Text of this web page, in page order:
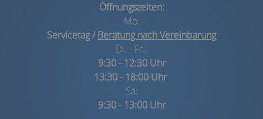
Öffnungszeiten:
Mo:
Servicetag /Beratung nach Vereinbarung
Di. - Fr.:
9:30 - 12:30 Uhr
13:30 - 18:00 Uhr
Sa:
9:30 - 13:00 Uhr